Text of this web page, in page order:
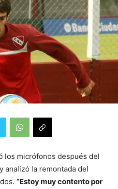
los micrófonos después del
analizó la remontada del
“Estoy muy contento por